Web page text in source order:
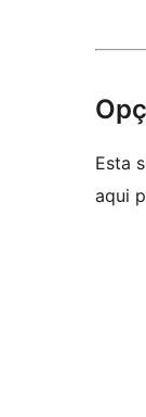
Esta
aqui